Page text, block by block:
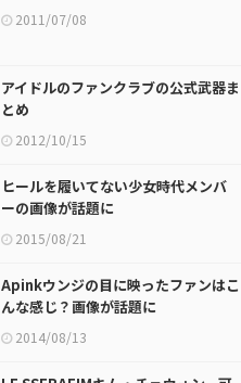
2011/07/08
アイドルのファンクラブの公式武器ま
とめ
2012/10/15
ヒールを履いてない少女時代メンバ
ーの画像が話題に
2015/08/21
Apinkウンジの目に映ったファンはこ
んな感じ？画像が話題に
2014/08/13